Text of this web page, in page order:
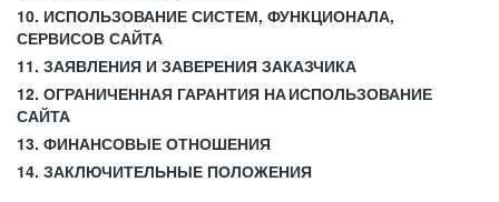
10. ИСПОЛЬЗОВАНИЕ СИСТЕМ, ФУНКЦИОНАЛА,
СЕРВИСОВ САЙТА
11. ЗАЯВЛЕНИЯ И ЗАВЕРЕНИЯ ЗАКАЗЧИКА
12. ОГРАНИЧЕННАЯ ГАРАНТИЯ НА ИСПОЛЬЗОВАНИЕ
САЙТА
13. ФИНАНСОВЫЕ ОТНОШЕНИЯ
14. ЗАКЛЮЧИТЕЛЬНЫЕ ПОЛОЖЕНИЯ